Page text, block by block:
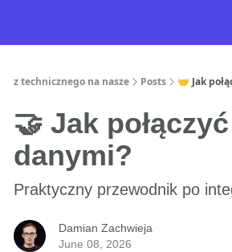
z technicznego na nasze Posts 🤝 Jak
🤝 Jak
danymi?
Praktyczny przewodnik po
Damian Zachwieja
June 08, 2026